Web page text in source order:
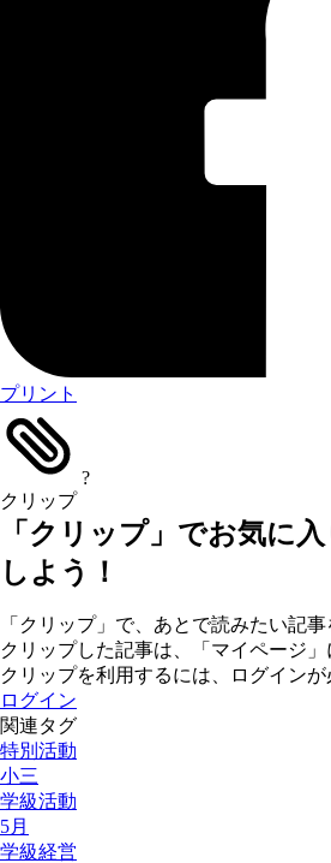
プリント
クリップ
?
「クリップ」でお気に
しよう！
「クリップ」で、あとで読みたい記事
クリップした記事は、「マイページ」
クリップを利用するには、ログインが
ログイン
関連タグ
特別活動
小三
学級活動
5月
学級経営